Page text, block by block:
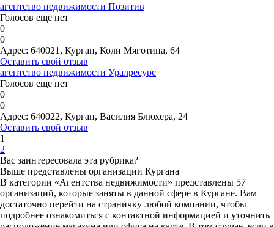
агентство недвижимости Позитив
Голосов еще нет
0
0
Адрес: 640021, Курган, Коли Мяготина, 64
Оставить свой отзыв
агентство недвижимости Уралресурс
Голосов еще нет
0
0
Адрес: 640022, Курган, Василия Блюхера, 24
Оставить свой отзыв
1
2
Вас заинтересовала эта рубрика?
Выше представлены организации Кургана
В категории «Агентства недвижимости» представлены 57
организаций, которые заняты в данной сфере в Кургане. Вам
достаточно перейти на страничку любой компании, чтобы
подробнее ознакомиться с контактной информацией и уточнить